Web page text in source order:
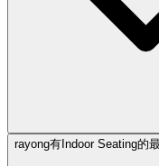
rayong有Indoor Seating的